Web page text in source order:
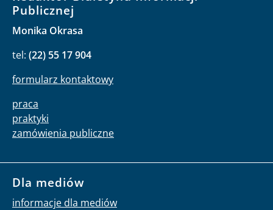
Publicznej
Monika Okrasa
tel: (22) 55 17 904
formularz kontaktowy
praca
praktyki
zamówienia publiczne
Dla mediów
informacje dla mediów